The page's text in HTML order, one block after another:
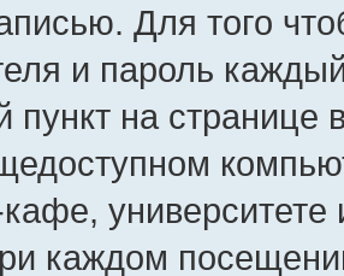
Для того
и пароль
пункт на
университете
каждом